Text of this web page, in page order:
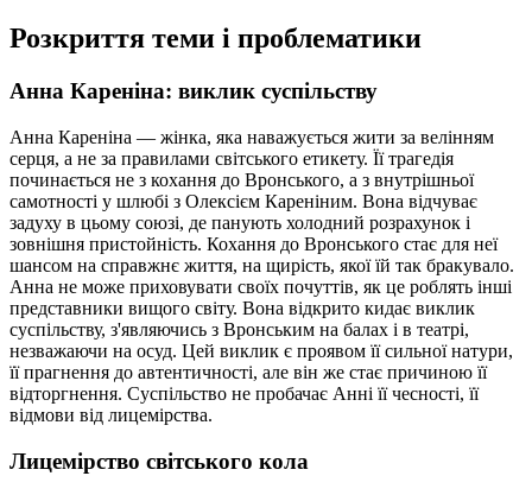
Розкриття теми і проблематики
Анна Кареніна: виклик суспільству
Анна Кареніна — жінка, яка наважується жити за велінням
серця, а не за правилами світського етикету. Її трагедія
починається не з кохання до Вронського, а з внутрішньої
самотності у шлюбі з Олексієм Кареніним. Вона відчуває
задуху в цьому союзі, де панують холодний розрахунок і
зовнішня пристойність. Кохання до Вронського стає для неї
шансом на справжнє життя, на щирість, якої їй так бракувало.
Анна не може приховувати своїх почуттів, як це роблять інші
представники вищого світу. Вона відкрито кидає виклик
суспільству, з'являючись з Вронським на балах і в театрі,
незважаючи на осуд. Цей виклик є проявом її сильної натури,
її прагнення до автентичності, але він же стає причиною її
відторгнення. Суспільство не пробачає Анні її чесності, її
відмови від лицемірства.
Лицемірство світського кола